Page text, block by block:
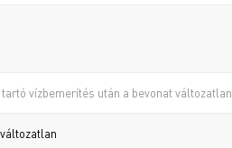
tartó vízbemerítés után a bevonat változatlan